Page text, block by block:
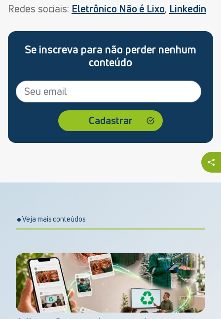
Redes sociais: Eletrônico Não é Lixo, Linkedin
Se inscreva para não perder nenhum
conteúdo
Veja mais conteúdos